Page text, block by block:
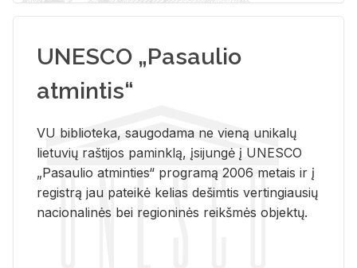
UNESCO „Pasaulio
atmintis“
VU biblioteka, saugodama ne vieną unikalų
lietuvių raštijos paminklą, įsijungė į UNESCO
„Pasaulio atminties“ programą 2006 metais ir į
registrą jau pateikė kelias dešimtis vertingiausių
nacionalinės bei regioninės reikšmės objektų.